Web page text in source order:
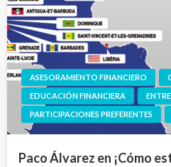
ASESORAMIENTO FINANCIERO
EDUCACIÓN FINANCIERA
PARTICIPACIONES PREFERENTES
Paco Álvarez en ¡Cómo